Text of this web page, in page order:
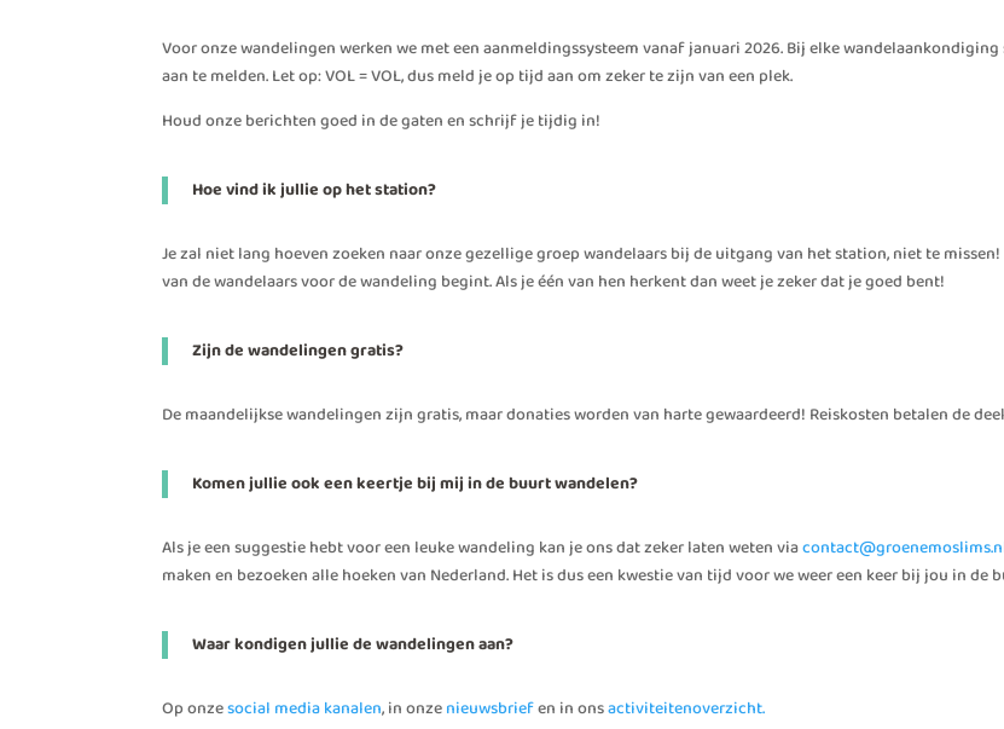
Voor onze wandelingen werken we met een aanmeldingssysteem vanaf januari 2026. Bij elke
aan te melden. Let op: VOL = VOL, dus meld je op tijd aan om zeker te zijn van een plek.
Houd onze berichten goed in de gaten en schrijf je tijdig in!
Hoe vind ik jullie op het station?
Je zal niet lang hoeven zoeken naar onze gezellige groep wandelaars bij de uitgang van het station, niet te
van de wandelaars voor de wandeling begint. Als je één van hen herkent dan weet je zeker dat je goed bent!
Zijn de wandelingen gratis?
De maandelijkse wandelingen zijn gratis, maar donaties worden van harte gewaardeerd! Reiskosten betalen de
Komen jullie ook een keertje bij mij in de buurt wandelen?
Als je een suggestie hebt voor een leuke wandeling kan je ons dat zeker laten weten via
maken en bezoeken alle hoeken van Nederland. Het is dus een kwestie van tijd voor we weer een keer bij jou in de
Waar kondigen jullie de wandelingen aan?
Op onzesocial media kanalen, in onzenieuwsbriefen in onsactiviteitenoverzicht.